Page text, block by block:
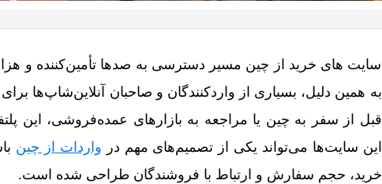
سایت های خرید از چین مسیر دسترسی به صدها تأمین‌کننده و
به همین دلیل، بسیاری از واردکنندگان و صاحبان آنلاین‌شاپ‌ها
قبل از سفر به چین یا مراجعه به بازارهای عمده‌فروشی، این
این سایت‌ها می‌تواند یکی از تصمیم‌های مهم در واردات از چین
خرید، حجم سفارش و ارتباط با فروشندگان طراحی شده است.